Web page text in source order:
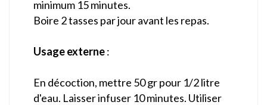
minimum 15 minutes.
Boire 2 tasses par jour avant les repas.
Usage externe:
En décoction, mettre 50 gr pour 1/2 litre
d'eau. Laisser infuser 10 minutes. Utiliser